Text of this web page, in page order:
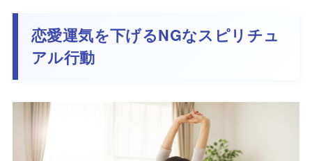
恋愛運気を下げるNGなスピリチュ
アル行動